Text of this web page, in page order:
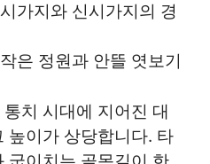
가지와 신시가지의 경
은 정원과 안뜰 엿보기
치 시대에 지어진 대
높이가 상당합니다. 타